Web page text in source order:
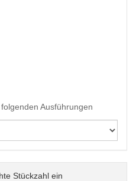
Ausführungen
Stückzahl ein